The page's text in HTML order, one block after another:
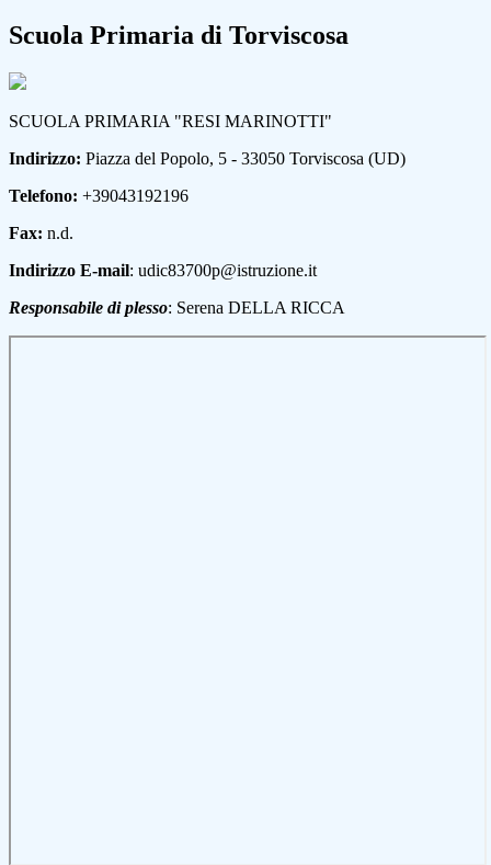
Scuola Primaria di Torviscosa
SCUOLA PRIMARIA "RESI MARINOTTI"
Indirizzo: Piazza del Popolo, 5 - 33050 Torviscosa (UD)
Telefono: +39043192196
Fax: n.d.
Indirizzo E-mail: udic83700p@istruzione.it
Responsabile di plesso: Serena DELLA RICCA